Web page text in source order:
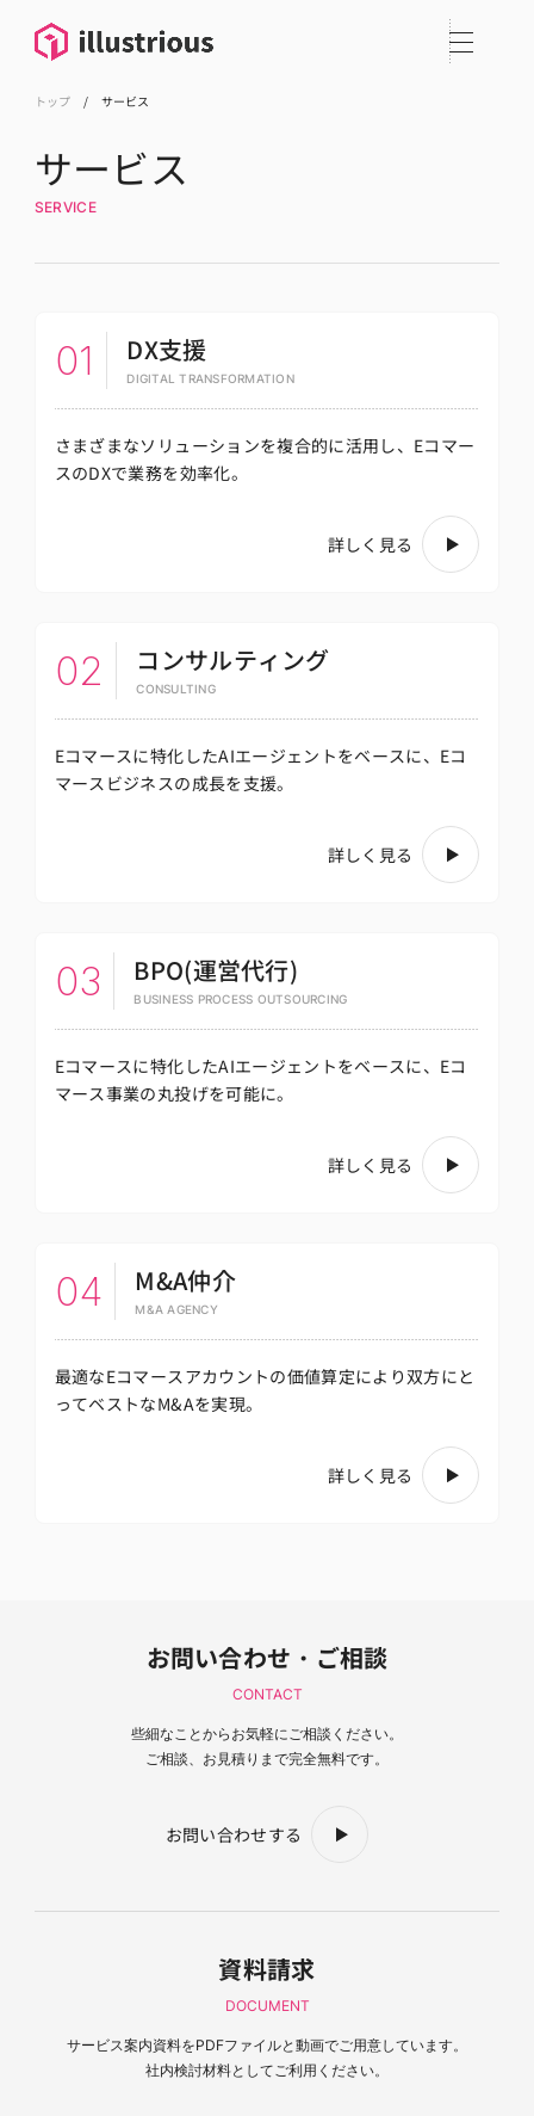
トップ / サービス
サービス
SERVICE
01 DX支援
DIGITAL TRANSFORMATION
さまざまなソリューションを複合的に活用し、 Eコマー
スのDXで業務を効率化。
詳しく見る
02 コンサルティング
CONSULTING
Eコマースに特化したAIエージェントをベースに、 Eコ
マースビジネスの成長を支援。
詳しく見る
03 BPO(運営代行)
BUSINESS PROCESS OUTSOURCING
Eコマースに特化したAIエージェントをベースに、 Eコ
マース事業の丸投げを可能に。
詳しく見る
04 M&A仲介
M&A AGENCY
最適なEコマースアカウントの価値算定により 双方にと
ってベストなM&Aを実現。
詳しく見る
お問い合わせ・ご相談
CONTACT
些細なことからお気軽にご相談ください。
ご相談、お見積りまで完全無料です。
お問い合わせする
資料請求
DOCUMENT
サービス案内資料をPDFファイルと動画でご用意しています。
社内検討材料としてご利用ください。